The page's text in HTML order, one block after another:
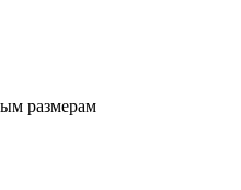
размерам